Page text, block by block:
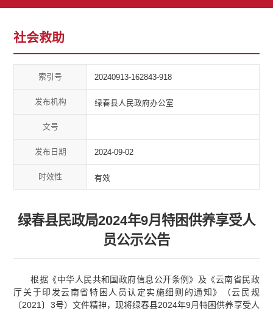
社会救助
索引号 20240913-162843-918
发布机构 绿春县人民政府办公室
文号
发布日期 2024-09-02
时效性 有效
绿春县民政局2024年9月特困供养享受人
员公示公告
根据《中华人民共和国政府信息公开条例》及《云南省民政
厅关于印发云南省特困人员认定实施细则的通知》（云民规
〔2021〕3号）文件精神，现将绿春县2024年9月特困供养享受人